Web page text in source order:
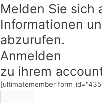
Melden Sie sich
Informationen
abzurufen.
Anmelden
zu ihrem
[ultimatemember